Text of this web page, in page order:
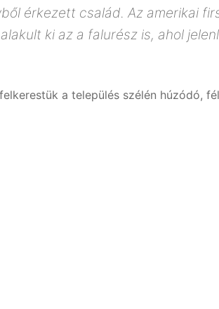
érkezett család. Az amerikai
ki az a falurész is, ahol
a település szélén húzódó,